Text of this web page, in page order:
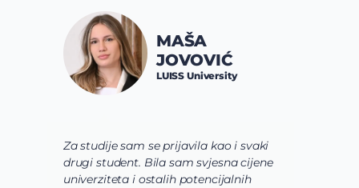
Za studije sam se prijavila kao i svaki
drugi student. Bila sam svjesna cijene
univerziteta i ostalih potencijalnih
MAŠA
JOVOVIĆ
LUISS University